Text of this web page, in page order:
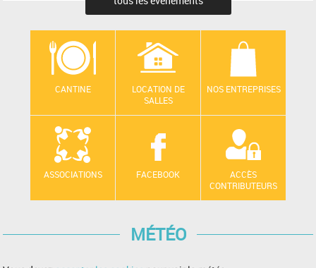
CANTINE
LOCATION DE
SALLES
NOS ENTREPRISES
ASSOCIATIONS FACEBOOK
ACCÈS
CONTRIBUTEURS
MÉTÉO